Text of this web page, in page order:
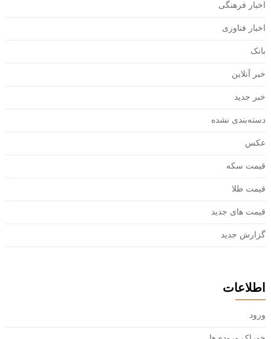
اخبار فرهنگی
اخبار فناوری
بانک
خبر آنلاین
خبر جدید
دسته‌بندی نشده
عکس
قیمت سکه
قیمت طلا
قیمت های جدید
گزارش جدید
اطلاعات
ورود